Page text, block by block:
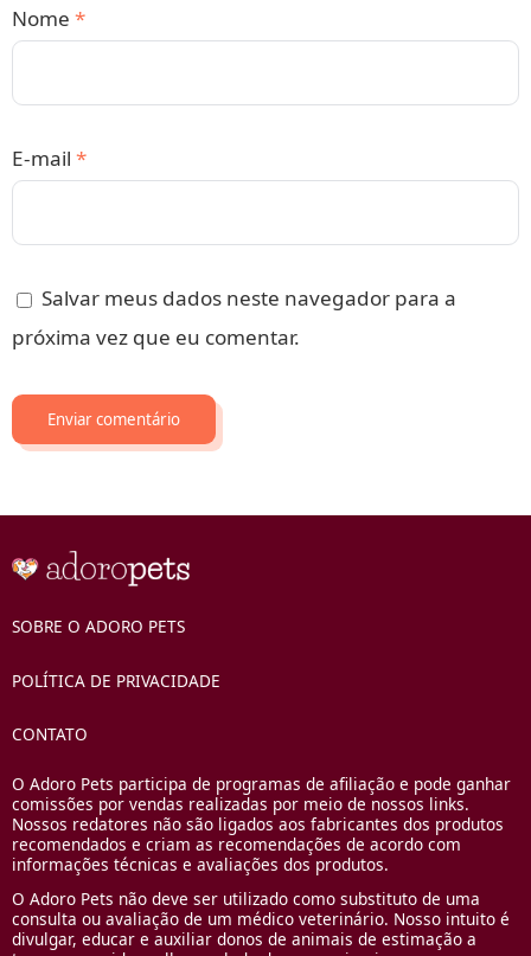
Nome *
E-mail *
Salvar meus dados neste navegador para a
próxima vez que eu comentar.
SOBRE O ADORO PETS
POLÍTICA DE PRIVACIDADE
CONTATO
O Adoro Pets participa de programas de afiliação e pode ganhar
comissões por vendas realizadas por meio de nossos links.
Nossos redatores não são ligados aos fabricantes dos produtos
recomendados e criam as recomendações de acordo com
informações técnicas e avaliações dos produtos.
O Adoro Pets não deve ser utilizado como substituto de uma
consulta ou avaliação de um médico veterinário. Nosso intuito é
divulgar, educar e auxiliar donos de animais de estimação a